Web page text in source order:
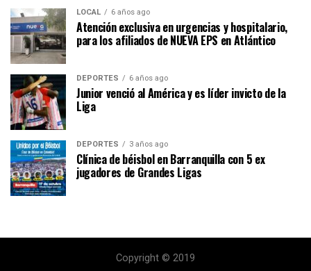
LOCAL 6 años ago
Atención exclusiva en urgencias y hospitalario,
para los afiliados de NUEVA EPS en Atlántico
DEPORTES 6 años ago
Junior venció al América y es líder invicto de la
Liga
DEPORTES 3 años ago
Clínica de béisbol en Barranquilla con 5 ex
jugadores de Grandes Ligas
Copyright © 2019